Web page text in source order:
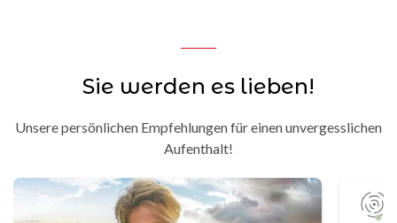
Sie werden es lieben!
Unsere persönlichen Empfehlungen für einen unvergesslichen
Aufenthalt!